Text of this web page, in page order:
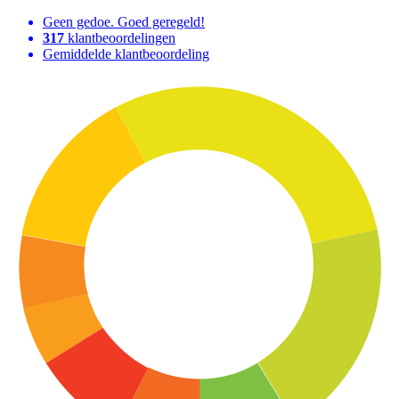
Geen gedoe. Goed geregeld!
317 klantbeoordelingen
Gemiddelde klantbeoordeling